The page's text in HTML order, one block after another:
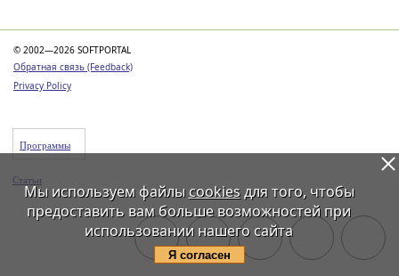
© 2002—2026 SOFTPORTAL
Обратная связь (Feedback)
Privacy Policy
Программы
Статьи
Мы используем файлы cookiesдля того, чтобы
предоставить вам больше возможностей при
использовании нашего сайта